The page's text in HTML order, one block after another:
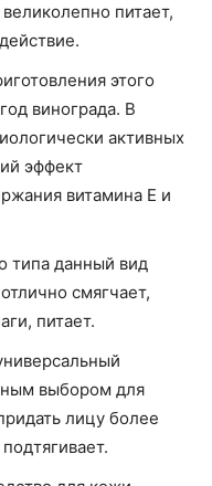
питает,
этого
винограда. В
активных
эффект
витамина E и
типа данный вид
смягчает,
питает.
выбором для
лицу более